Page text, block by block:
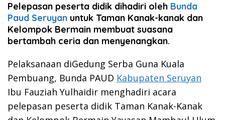
Pelepasan peserta didik dihadiri oleh Bunda
Paud Seruyan untuk Taman Kanak-kanak dan
Kelompok Bermain membuat suasana
bertambah ceria dan menyenangkan.
Pelaksanaan diGedung Serba Guna Kuala
Pembuang, Bunda PAUD Kabupaten Seruyan
Ibu Fauziah Yulhaidir menghadiri acara
pelepasan peserta didik Taman Kanak-Kanak